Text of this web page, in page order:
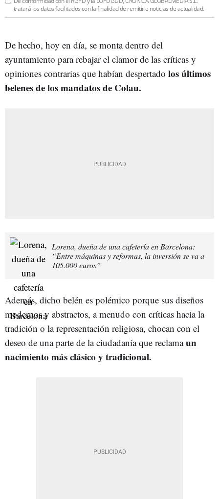
tratará los datos facilitados con la finalidad de remitirle noticias de actualidad.
De hecho, hoy en día, se monta dentro del
ayuntamiento para rebajar el clamor de las críticas y
opiniones contrarias que habían despertado los últimos
belenes de los mandatos de Colau.
Lorena, dueña de una cafetería en Barcelona:
“Entre máquinas y reformas, la inversión se va a
105.000 euros”
Además, dicho belén es polémico porque sus diseños
modernos y abstractos, a menudo con críticas hacia la
tradición o la representación religiosa, chocan con el
deseo de una parte de la ciudadanía que reclamaun
nacimiento más clásico y tradicional.